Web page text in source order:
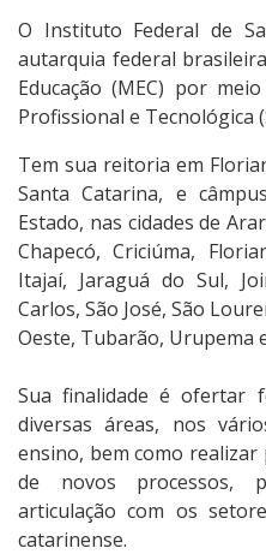
O Instituto Federal de
autarquia federal
Educação (MEC) por
Profissional e Tecnológica
Tem sua reitoria em
Santa Catarina, e
Estado, nas cidades de
Chapecó, Criciúma,
Itajaí, Jaraguá do Sul,
Carlos, São José, São
Oeste, Tubarão, Urupema
Sua finalidade é ofertar
diversas áreas, nos
ensino, bem como realizar
de novos processos,
articulação com os
catarinense.